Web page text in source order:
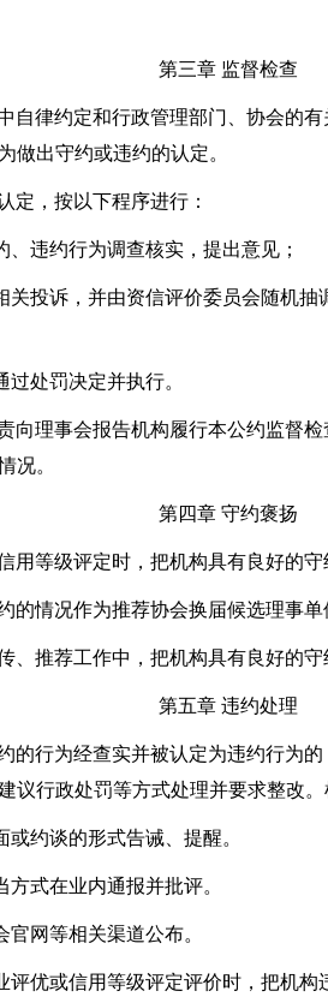
第三章 监督检查
自律约定和行政管理部门、协会的
做出守约或违约的认定。
定，按以下程序进行：
、违约行为调查核实，提出意见；
关投诉，并由资信评价委员会随机
过处罚决定并执行。
向理事会报告机构履行本公约监督
况。
第四章 守约褒扬
用等级评定时，把机构具有良好的守
的情况作为推荐协会换届候选理事单
、推荐工作中，把机构具有良好的
第五章 违约处理
的行为经查实并被认定为违约行为
议行政处罚等方式处理并要求整改。
或约谈的形式告诫、提醒。
方式在业内通报并批评。
官网等相关渠道公布。
评优或信用等级评定评价时，把机